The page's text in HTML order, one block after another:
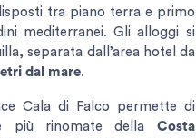
tra piano terra e primo
mediterranei. Gli alloggi si
separata dall’area hotel da
dal mare.
Cala di Falco permette di
più rinomate della Costa